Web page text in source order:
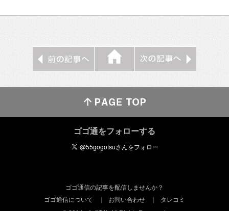
ゴゴ通をフォローする
ゴゴ通信の記事を配信しませんか？
ゴゴ通信について
お問い合わせ
タレコミ